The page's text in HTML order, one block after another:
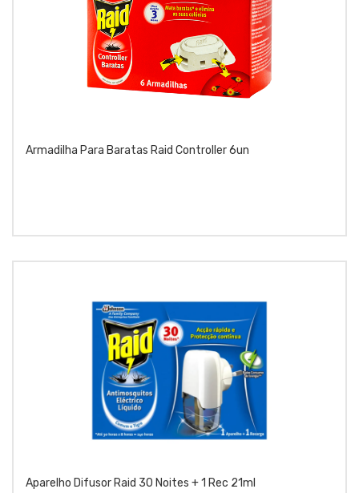
Armadilha Para Baratas Raid Controller 6un
Aparelho Difusor Raid 30 Noites + 1 Rec 21ml